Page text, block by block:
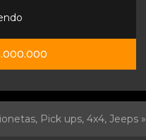
Pick ups, 4x4, Jeeps »